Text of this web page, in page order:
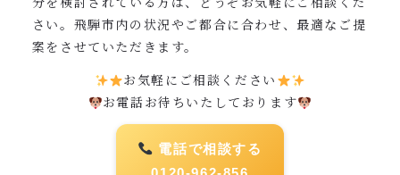
さい。飛騨市内の状況やご都合に合わせ、最適なご提
案をさせていただきます。
お気軽にご相談ください
お電話お待ちいたしております
電話で相談する